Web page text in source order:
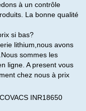
à un contrôle
La bonne qualité
si bas?
lithium,nous avons
sommes les
ligne. A present vous
chez nous à prix
INR18650